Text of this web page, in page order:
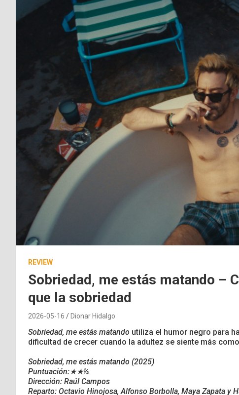
REVIEW
Sobriedad, me estás matando –
que la sobriedad
2026-05-16 Dionar Hidalgo
Sobriedad, me estás matando utiliza el humor negro para
dificultad de crecer cuando la adultez se siente más
Sobriedad, me estás matando (2025)
Puntuación:★★½
Dirección: Raúl Campos
Reparto: Octavio Hinojosa, Alfonso Borbolla, Maya Zapata y